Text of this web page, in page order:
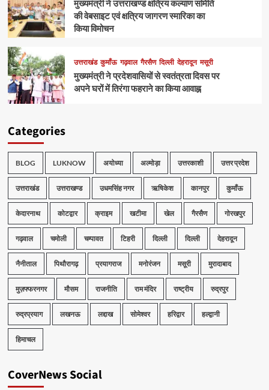
मुख्यमंत्री ने उत्तराखण्ड क्षत्रिय कल्याण समिति
की वेबसाइट एवं क्षत्रिय जागरण स्मारिका का
किया विमोचन
उत्तराखंड कुमाँऊ गढ़वाल गैरसैण दिल्ली देहरादून मसूरी
मुख्यमंत्री ने प्रदेशवासियों से स्वतंत्रता दिवस पर
अपने घरों में तिरंगा फहराने का किया आवाह्न
Categories
BLOG LUKNOW अयोध्या अल्मोड़ा उत्तरकाशी उत्तर प्रदेश
उत्तराखंड उत्तराखण्ड उधमसिंह नगर ऋषिकेश कानपुर कुमाँऊ
केदारनाथ कोटद्वार क्राइम खटीमा खेल गैरसैण गोरखपुर
गढ़वाल चमोली चम्पावत टिहरी दिल्ली दिल्ली देहरादून
नैनीताल पिथौरागढ़ प्रयागराज मनोरंजन मसूरी मुरादाबाद
मुज़फ्फरनगर मौसम राजनीति राम मंदिर राष्ट्रीय रुद्रपुर
रुद्रप्रयाग लखनऊ लद्दाख सोमेश्वर हरिद्वार हल्द्वानी
हिमाचल
CoverNews Social